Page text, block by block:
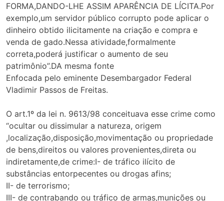
FORMA,DANDO-LHE ASSIM APARÊNCIA DE LÍCITA.Por
exemplo,um servidor público corrupto pode aplicar o
dinheiro obtido ilicitamente na criação e compra e
venda de gado.Nessa atividade,formalmente
correta,poderá justificar o aumento de seu
patrimônio”.DA mesma fonte
Enfocada pelo eminente Desembargador Federal
Vladimir Passos de Freitas.
O art.1º da lei n. 9613/98 conceituava esse crime como
“ocultar ou dissimular a natureza, origem
,localização,disposição,movimentação ou propriedade
de bens,direitos ou valores provenientes,direta ou
indiretamente,de crime:I- de tráfico ilícito de
substâncias entorpecentes ou drogas afins;
II- de terrorismo;
III- de contrabando ou tráfico de armas,munições ou